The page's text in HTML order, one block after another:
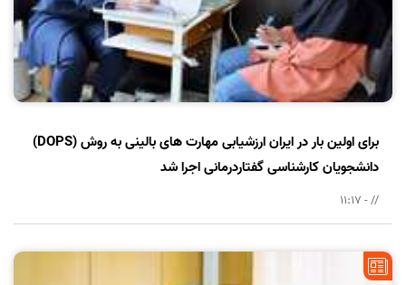
برای اولین بار در ایران ارزشیابی مهارت های بالینی به روش (DOPS)
دانشجویان کارشناسی گفتاردرمانی اجرا شد
// - 11:17